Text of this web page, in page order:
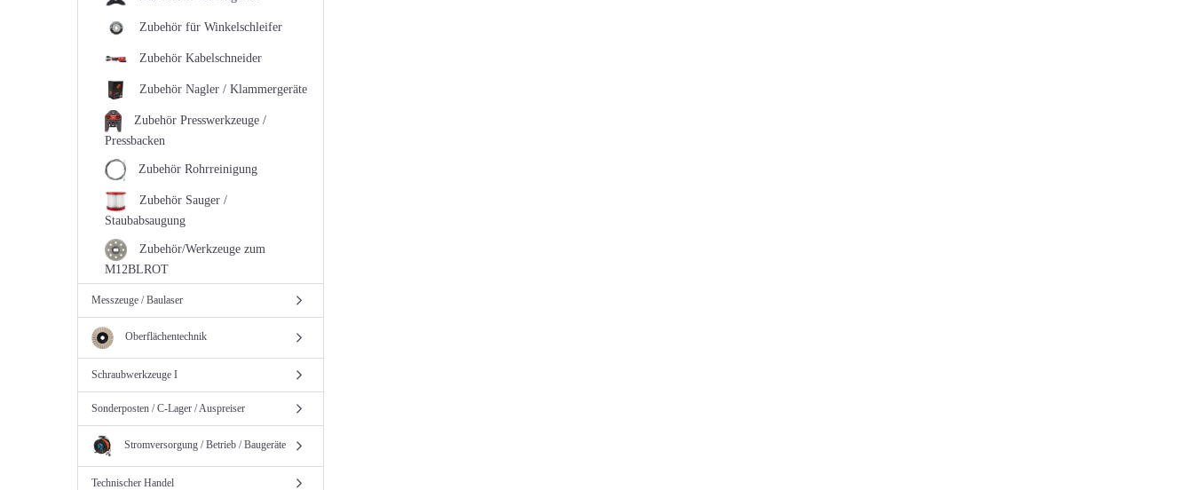
Zubehör für Winkelschleifer
Zubehör Kabelschneider
Zubehör Nagler / Klammergeräte
Zubehör Presswerkzeuge /
Pressbacken
Zubehör Rohrreinigung
Zubehör Sauger /
Staubabsaugung
Zubehör/Werkzeuge zum
M12BLROT
Messzeuge / Baulaser
Oberflächentechnik
Schraubwerkzeuge I
Sonderposten / C-Lager / Auspreiser
Stromversorgung / Betrieb / Baugeräte
Technischer Handel